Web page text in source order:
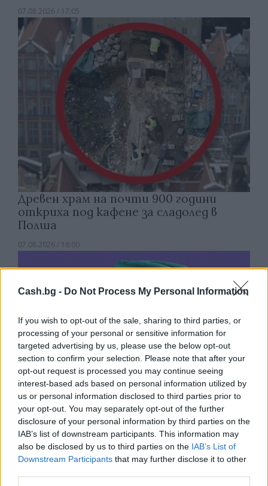
Cash.bg - Do Not Process My Personal Information
If you wish to opt-out of the sale, sharing to third parties, or
processing of your personal or sensitive information for
targeted advertising by us, please use the below opt-out
section to confirm your selection. Please note that after your
opt-out request is processed you may continue seeing
interest-based ads based on personal information utilized by
us or personal information disclosed to third parties prior to
your opt-out. You may separately opt-out of the further
disclosure of your personal information by third parties on the
IAB’s list of downstream participants. This information may
also be disclosed by us to third parties on the IAB’s List of
Downstream Participants that may further disclose it to other
07.08.2026 / 17:05
Древен храм на почти 900 години
откриха под кафене за сладолед в
Полша
07.08.2026 / 16:00
Изкуствен интелект за първи път
създаде нови жизнеспособни вируси
07.08.2026 / 15:30